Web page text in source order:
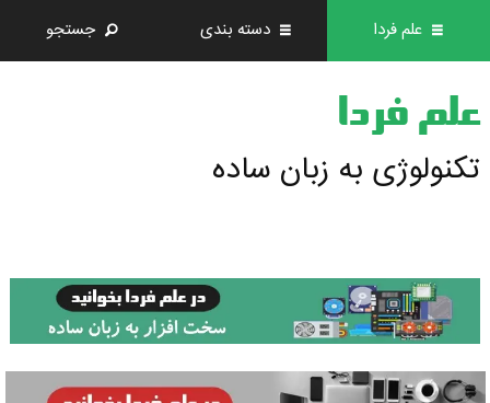
علم فردا دسته بندی جستجو
علم فردا
تکنولوژی به زبان ساده